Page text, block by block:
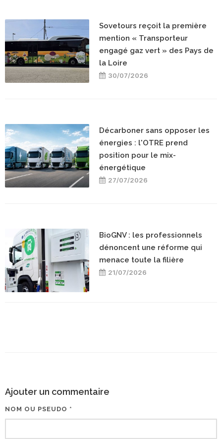
Sovetours reçoit la première
mention « Transporteur
engagé gaz vert » des Pays de
la Loire
30/07/2026
Décarboner sans opposer les
énergies : l'OTRE prend
position pour le mix-
énergétique
27/07/2026
BioGNV : les professionnels
dénoncent une réforme qui
menace toute la filière
21/07/2026
Ajouter un commentaire
NOM OU PSEUDO *